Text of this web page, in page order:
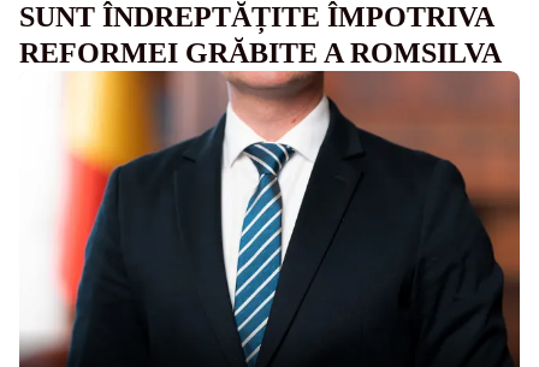
SUNT ÎNDREPTĂȚITE ÎMPOTRIVA
REFORMEI GRĂBITE A ROMSILVA